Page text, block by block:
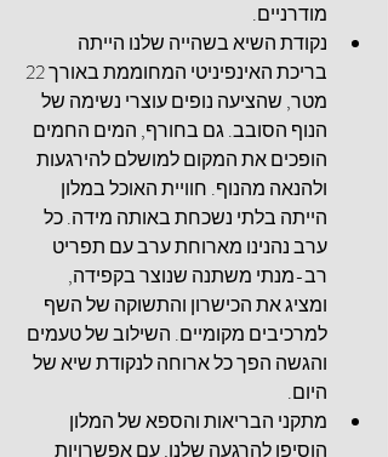
מודרניים.
נקודת השיא בשהייה שלנו הייתה
מטר, שהציעה נופים עוצרי נשימה של
הנוף הסובב. גם בחורף, המים החמים
הופכים את המקום למושלם להירגעות
ולהנאה מהנוף. חוויית האוכל במלון
הייתה בלתי נשכחת באותה מידה. כל
ערב נהנינו מארוחת ערב עם תפריט
רב-מנתי משתנה שנוצר בקפידה,
ומציג את הכישרון והתשוקה של השף
למרכיבים מקומיים. השילוב של טעמים
והגשה הפך כל ארוחה לנקודת שיא של
היום.
מתקני הבריאות והספא של המלון
הוסיפו להרגעה שלנו, עם אפשרויות